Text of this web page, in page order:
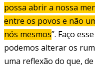
possa abrir a nossa
entre os povos e não
nós mesmos”. Faço
podemos alterar os
uma reflexão do que,